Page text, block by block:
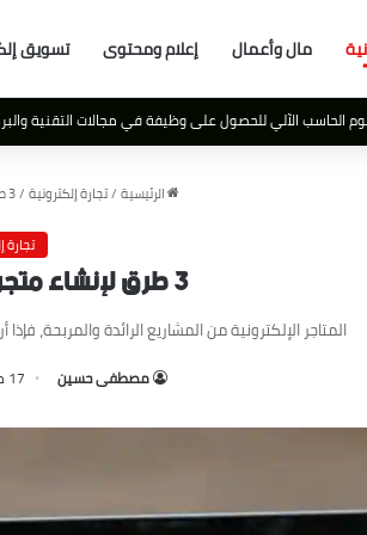
مال وأعمال إعلام ومحتوى تسويق
مليارديرات العالم
الرئيسية /تجارة إلكترونية /3 طرق لإنشاء متجر الكتروني للمبتدئين
تجارة
3 طرق لإنشاء متجر الكتروني للمبتدئين
المتاجر الإلكترونية من المشاريع الرائدة والمربحة،
مصطفى حسين 17 مايو، 2023